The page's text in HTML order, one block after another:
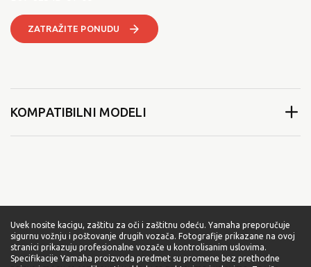
ZATRAŽITE PONUDU
KOMPATIBILNI MODELI
Uvek nosite kacigu, zaštitu za oči i zaštitnu odeću. Yamaha preporučuje
sigurnu vožnju i poštovanje drugih vozača. Fotografije prikazane na ovoj
stranici prikazuju profesionalne vozače u kontrolisanim uslovima.
Specifikacije Yamaha proizvoda predmet su promene bez prethodne